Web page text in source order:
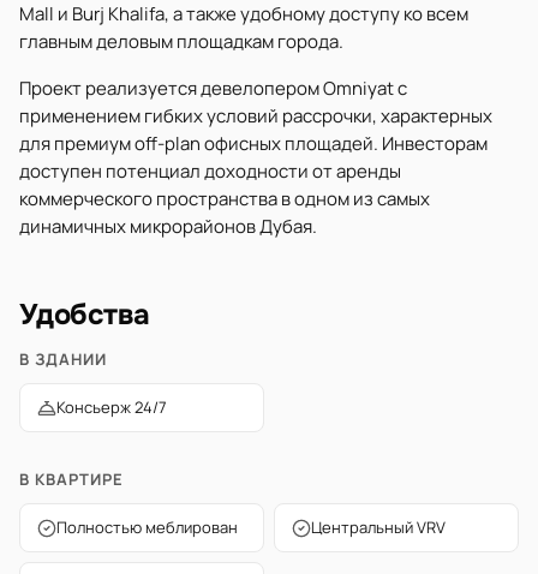
Mall и Burj Khalifa, а также удобному доступу ко всем
главным деловым площадкам города.
Проект реализуется девелопером Omniyat с
применением гибких условий рассрочки, характерных
для премиум off-plan офисных площадей. Инвесторам
доступен потенциал доходности от аренды
коммерческого пространства в одном из самых
динамичных микрорайонов Дубая.
Удобства
В ЗДАНИИ
Консьерж 24/7
В КВАРТИРЕ
Полностью меблирован Центральный VRV